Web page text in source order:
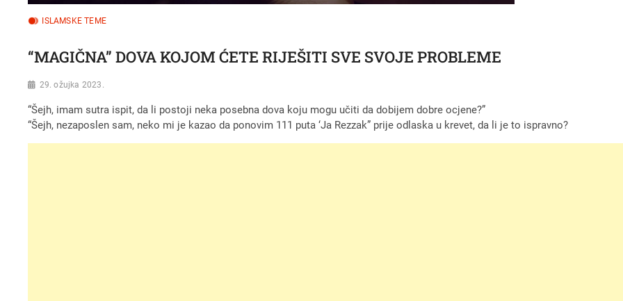
ISLAMSKE TEME
“MAGIČNA” DOVA KOJOM ĆETE RIJEŠITI SVE SVOJE PROBLEME
29. ožujka 2023.
“Šejh, imam sutra ispit, da li postoji neka posebna dova koju mogu učiti da dobijem dobre ocjene?”
“Šejh, nezaposlen sam, neko mi je kazao da ponovim 111 puta ‘Ja Rezzak” prije odlaska u krevet, da li je to ispravno?